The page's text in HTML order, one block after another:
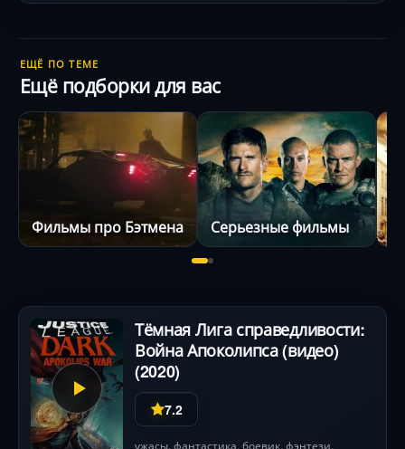
ЕЩЁ ПО ТЕМЕ
Ещё подборки для вас
Фильмы про Бэтмена Серьезные фильмы
Тёмная Лига справедливости:
Война Апоколипса (видео)
(2020)
7.2
ужасы, фантастика, боевик, фэнтези,